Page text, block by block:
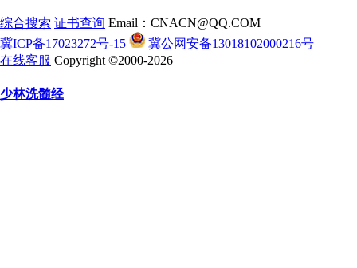
综合搜索 证书查询 Email：CNACN@QQ.COM
冀ICP备17023272号-15
冀公网安备13018102000216号
在线客服 Copyright ©2000-2026
少林洗髓经